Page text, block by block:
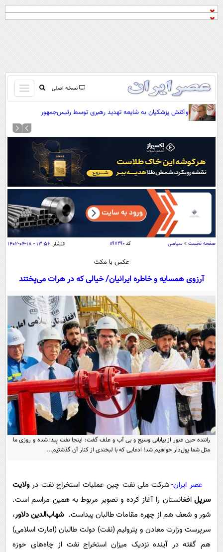
نسخه اصلی
باز
و
کردن
صفحه اول
آرشیو
نظرسنجی
آب و هوا
اوقات شرعی
سواد زندگی
اقتصاد
اقتصادی
خودرو
جامعه
اجتماعی
حوادث
سلامت
یک برش دانایی
محیط زیست
سفر و تفریح
ورزشی
بین الملل
سیاست خارجی
فرهنگ و هنر
علم و دانش
فناوری و It
علمی
اخبار کریپتو
قرآن
گوناگون
سرگرمی
باشگاه مغز
مجله تصویری سلاح
فیلم
اقتصاد
ورزش
سرگرمی
گوناگون
حوادث
محیط زیست
سلامت
عصر ایران 2
خواندنی ها و دیدنی ها
پیامک
آشپزی
دانلود
آموزش زبان
واکنش پزشکیان به شایعه تهدید رهبری توسط رئیس‌جمهور
صفحه نخست » سیاسی کد ۸۹۷۲۹۰ انتشار: ۱۳:۵۶ - ۱۸-۰۴-۱۴۰۲
عکس با مکث
آرزوی همسایه و خاطره ایرانیان/ خیالی که در هرات می‌پختند
راننده حین عبور از بیابانی وسیع و بی آب و علف گفت: اینجا نفت پیدا شده و روزی ما
مثل شما پول‌دار خواهیم شد! ادعایی که با لبخندی از کنار آن گذشتیم...
عصر ایران-شرکت ملی نفت چین عملیات استخراج نفت درولایت
سرپل افغانستان را آغاز کرده و تصویر مربوط به همین مراسم است.
شور و شعف هم از چهره مقامات طالبان پیداست.شهاب‌الدین دلاور،
سرپرست وزارت معادن و پترولیم (نفت) دولت طالبان (‌امارت اسلامی)
هم گفته در آینده نزدیک میزان استخراج نفت از چاه‌های حوزه